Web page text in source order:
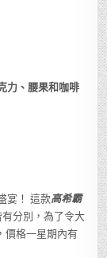
力、腰果和咖啡
宴！ 這款高希霸
分別，為了令大
，價格一星期內有